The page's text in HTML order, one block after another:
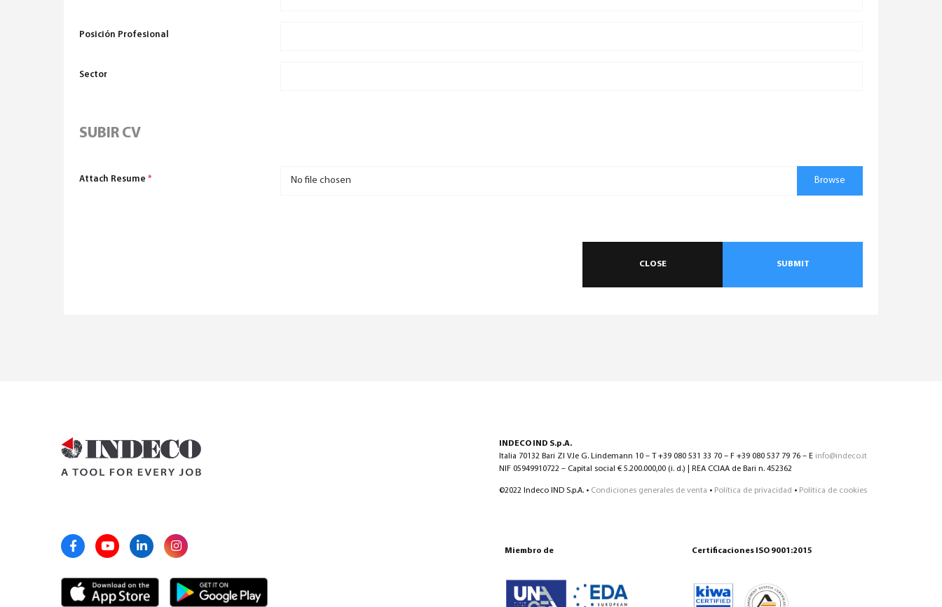
Posición Profesional
Sector
SUBIR CV
Attach Resume * No file chosen Browse
SUBMIT
CLOSE
INDECO IND S.p.A.
Italia 70132 Bari ZI V.le G. Lindemann 10 – T +39 080 531 33 70 – F +39 080 537 79 76 – E info@indeco.it
NIF 05949910722 – Capital social € 5.200.000,00 (i. d.) | REA CCIAA de Bari n. 452362
©2022 Indeco IND S.p.A. • Condiciones generales de venta • Política de privacidad • Política de cookies
Miembro de Certificaciones ISO 9001:2015